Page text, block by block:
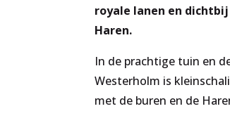
royale lanen en
Haren.
In de prachtige tuin en
Westerholm is
met de buren en de